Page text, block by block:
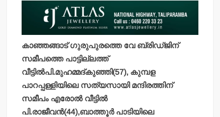
കാഞ്ഞങ്ങാട് ഗുരുപുരത്തെ വേ ബ്രിഡ്ജിന്
സമീപത്തെ പാട്ടില്ലത്ത്
വീട്ടില്‍പി.മുഹമ്മദ്കുഞ്ഞി(57), കുമ്പള
പാറപ്പള്ളിയിലെ സത്യസായി മന്ദിരത്തിന്
സമീപം എരോല്‍ വീട്ടില്‍
പി.രാജീവന്‍(44),ബാത്തൂര്‍ പാടിയിലെ